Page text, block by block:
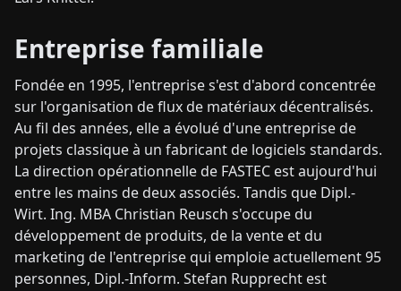
Entreprise familiale
Fondée en 1995, l'entreprise s'est d'abord concentrée
sur l'organisation de flux de matériaux décentralisés.
Au fil des années, elle a évolué d'une entreprise de
projets classique à un fabricant de logiciels standards.
La direction opérationnelle de FASTEC est aujourd'hui
entre les mains de deux associés. Tandis que Dipl.-
Wirt. Ing. MBA Christian Reusch s'occupe du
développement de produits, de la vente et du
marketing de l'entreprise qui emploie actuellement 95
personnes, Dipl.-Inform. Stefan Rupprecht est